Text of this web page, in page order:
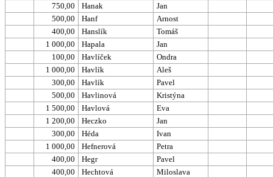
750,00
Hanak
Jan
500,00
Hanf
Arnost
400,00
Hanslík
Tomáš
1 000,00
Hapala
Jan
100,00
Havlíček
Ondra
1 000,00
Havlík
Aleš
300,00
Havlík
Pavel
500,00
Havlinová
Kristýna
1 500,00
Havlová
Eva
1 200,00
Heczko
Jan
300,00
Héda
Ivan
1 000,00
Hefnerová
Petra
400,00
Hegr
Pavel
400,00
Hechtová
Miloslava